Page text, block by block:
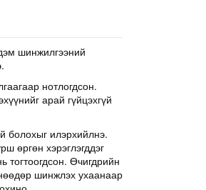
шинжилгээний
нотлогдсон.
арай гүйцэхгүй
болохыг илэрхийлнэ.
өргөн хэрэглэгддэг
тогтоогдсон. Өчигдрийн
шинжлэх ухаанаар